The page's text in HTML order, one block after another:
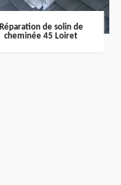
Réparation de solin de
cheminée 45 Loiret